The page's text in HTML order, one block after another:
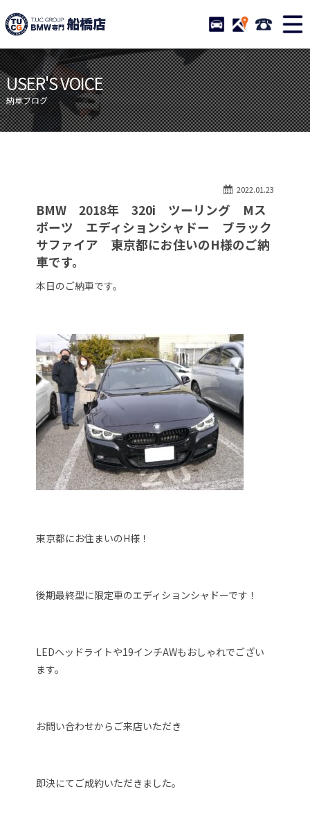
TUCグループ BMW専門 船
STOCK ACCESS 047-
ニュース
在庫リスト
目玉車両一覧
店舗紹介
保証＆サービス
アクセスマップ
自動車保険
TUCとは？
リクルート
納車blog
スタッフblog
USER'S VOICE
納車ブログ
2022.01.23
BMW 2018年 320i ツーリング Mス
ポーツ エディションシャドー ブラック
サファイア 東京都にお住いのH様のご納
車です。
本日のご納車です。
東京都にお住まいのH様！
後期最終型に限定車のエディションシャドーです！
LEDヘッドライトや19インチAWもおしゃれでござい
ます。
お問い合わせからご来店いただき
即決にてご成約いただきました。